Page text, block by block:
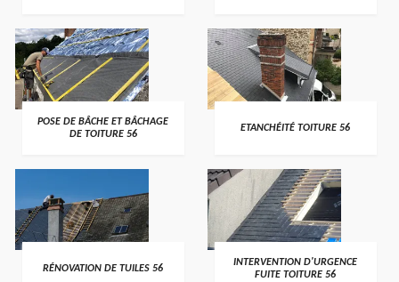
>
POSE DE BÂCHE ET BÂCHAGE
DE TOITURE 56
>
ETANCHÉITÉ TOITURE 56
>
RÉNOVATION DE TUILES 56 >
INTERVENTION D'URGENCE
FUITE TOITURE 56